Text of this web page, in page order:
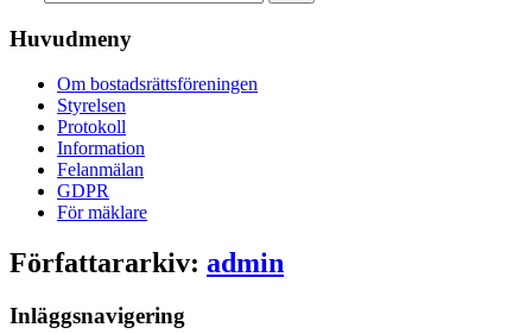
Huvudmeny
Om bostadsrättsföreningen
Styrelsen
Protokoll
Information
Felanmälan
GDPR
För mäklare
Författararkiv: admin
Inläggsnavigering